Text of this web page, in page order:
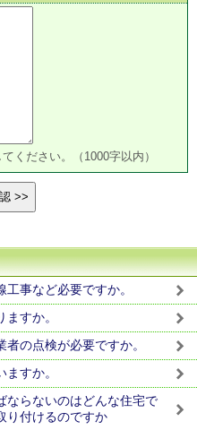
ください。（1000字以内）
事など必要ですか。
すか。
の点検が必要ですか。
すか。
ならないのはどんな住宅で
り付けるのですか